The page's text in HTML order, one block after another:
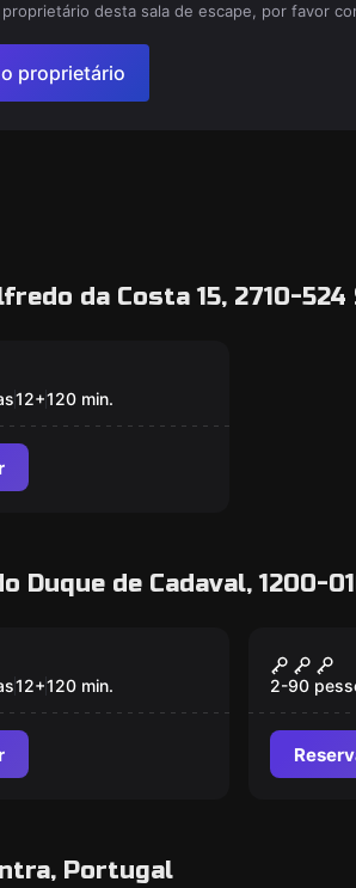
desta sala de escape, por favor
proprietário
da Costa 15, 2710-
Secret
12+120 min.
Duque de Cadaval, 1200-
das Sombras
12+120 min.
Novo
The
2-90
Portugal